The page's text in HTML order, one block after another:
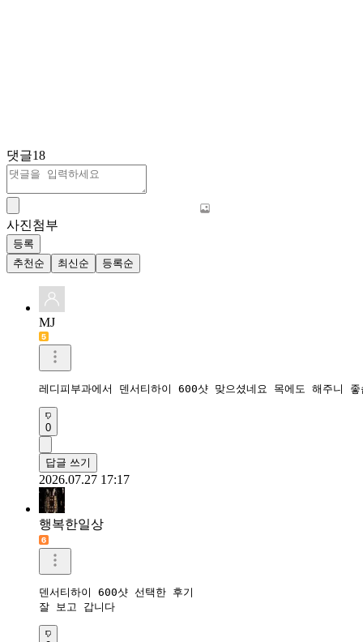
댓글18
사진첨부
등록
추천순
최신순 등록순
MJ
레디피부과에서 덴서티하이 600샷 맞으셨네요 목에도 해주니
0
답글 쓰기
2026.07.27 17:17
행복한일상
덴서티하이 600샷 선택한 후기
잘 보고 갑니다